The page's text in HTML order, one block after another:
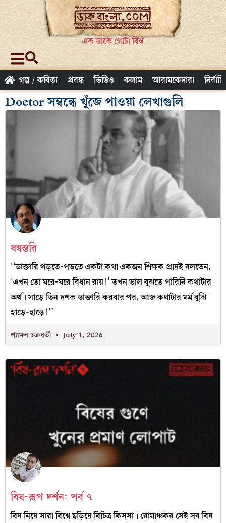
এক ডাকে গোটা বিশ্ব
গল্প / কবিতা প্রবন্ধ ভিডিও কলাম আরামকেদারা
Doctor সম্বন্ধে খুঁজে পাওয়া লেখাগুলি
ধন্বন্তরি
‘‘ডাক্তারি পড়তে-পড়তে একটা কথা একজন শিক্ষক প্রায়ই বলতেন,
‘এখন তো ঘরে-ঘরে বিধান রায়!’ তখন ভাল বুঝতে পারিনি কথাটার
অর্থ। সাড়ে তিন দশক ডাক্তারি করবার পর, আজ কথাটার মর্ম বুঝি
হাড়ে-হাড়ে!’’
শ্যামল চক্রবর্তী July 1, 2026
বিষ-রূপ দর্শন: পর্ব ৭
বিষ নিয়ে সারা বিশ্বে ছড়িয়ে বিচিত্র কিস্‌সা। রোমাঞ্চকর সেই সব বিষ